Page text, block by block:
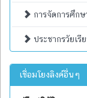
การจัดการศึกษ
ประชากรวัยเรี
เชื่อมโยงลิงค์อื่นๆ